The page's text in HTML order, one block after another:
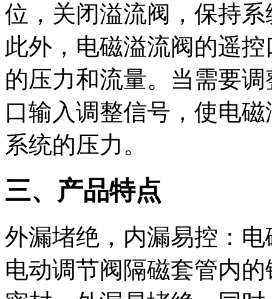
位，关闭溢流阀，保持
此外，电磁溢流阀的遥
的压力和流量。当需要
口输入调整信号，使电
系统的压力。
三、产品特点
外漏堵绝，内漏易控：
电动调节阀隔磁套管内